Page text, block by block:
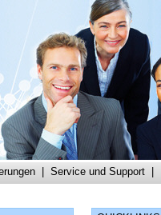
Service und Support